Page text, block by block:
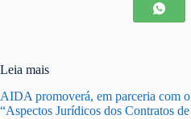
Leia mais
AIDA promoverá, em parceria com
“Aspectos Jurídicos dos Contratos